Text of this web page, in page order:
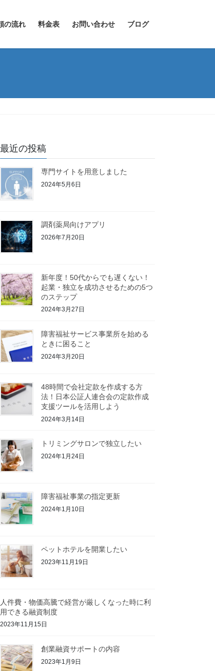
の流れ 料金表 お問い合わせ ブログ
最近の投稿
専門サイトを用意しました
2024年5月6日
調剤薬局向けアプリ
2026年7月20日
新年度！50代からでも遅くない！
起業・独立を成功させるための5つ
のステップ
2024年3月27日
障害福祉サービス事業所を始める
ときに困ること
2024年3月20日
48時間で会社定款を作成する方
法！日本公証人連合会の定款作成
支援ツールを活用しよう
2024年3月14日
トリミングサロンで独立したい
2024年1月24日
障害福祉事業の指定更新
2024年1月10日
ペットホテルを開業したい
2023年11月19日
人件費・物価高騰で経営が厳しくなった時に利
用できる融資制度
2023年11月15日
創業融資サポートの内容
2023年1月9日